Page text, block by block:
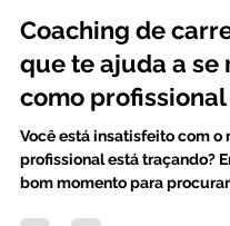
Rafael Sommerfeld
4 de jun. de 2021
1 min
Coaching de
que te ajuda a se
como profissional
Você está insatisfeito com o